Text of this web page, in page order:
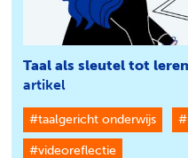
Taal als sleutel tot
artikel
#taalgericht onderwijs
#videoreflectie